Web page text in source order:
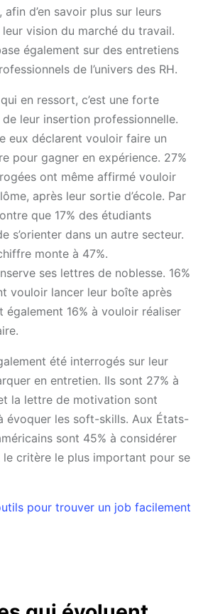
d’en savoir plus sur leurs
vision du marché du travail.
également sur des entretiens
de l’univers des RH.
en ressort, c’est une forte
leur insertion professionnelle.
eux déclarent vouloir faire un
pour gagner en expérience. 27%
ont même affirmé vouloir
après leur sortie d’école. Par
que 17% des étudiants
s’orienter dans un autre secteur.
monte à 47%.
ses lettres de noblesse. 16%
vouloir lancer leur boîte après
également 16% à vouloir réaliser
été interrogés sur leur
en entretien. Ils sont 27% à
la lettre de motivation sont
évoquer les soft-skills. Aux États-
sont 45% à considérer
le critère le plus important pour se
pour trouver un job facilement